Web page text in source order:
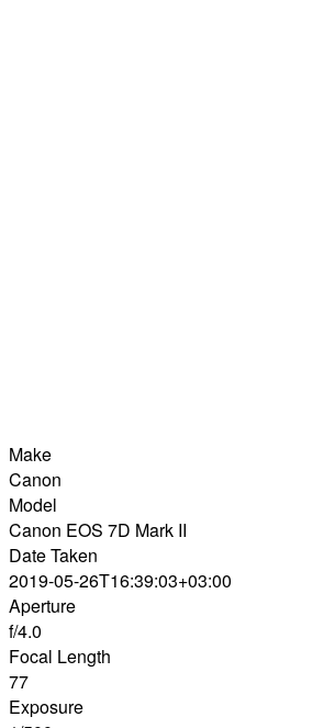
Make
Canon
Model
Canon EOS 7D Mark II
Date Taken
2019-05-26T16:39:03+03:00
Aperture
f/4.0
Focal Length
77
Exposure